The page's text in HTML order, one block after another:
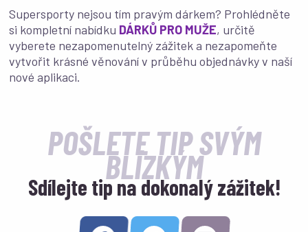
Supersporty nejsou tím pravým dárkem? Prohlédněte
si kompletní nabídku DÁRKŮ PRO MUŽE, určitě
vyberete nezapomenutelný zážitek a nezapomeňte
vytvořit krásné věnování v průběhu objednávky v naší
nové aplikaci.
POŠLETE TIP SVÝM
BLÍZKÝM
Sdílejte tip na dokonalý zážitek!